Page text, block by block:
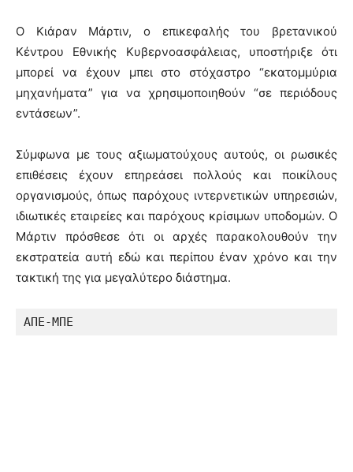
Ο Κιάραν Μάρτιν, ο επικεφαλής του βρετανικού
Κέντρου Εθνικής Κυβερνοασφάλειας, υποστήριξε ότι
μπορεί να έχουν μπει στο στόχαστρο “εκατομμύρια
μηχανήματα” για να χρησιμοποιηθούν “σε περιόδους
εντάσεων”.
Σύμφωνα με τους αξιωματούχους αυτούς, οι ρωσικές
επιθέσεις έχουν επηρεάσει πολλούς και ποικίλους
οργανισμούς, όπως παρόχους ιντερνετικών υπηρεσιών,
ιδιωτικές εταιρείες και παρόχους κρίσιμων υποδομών. Ο
Μάρτιν πρόσθεσε ότι οι αρχές παρακολουθούν την
εκστρατεία αυτή εδώ και περίπου έναν χρόνο και την
τακτική της για μεγαλύτερο διάστημα.
ΑΠΕ-ΜΠΕ